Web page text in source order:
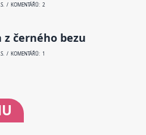
/ KOMENTÁŘŮ: 2
černého bezu
/ KOMENTÁŘŮ: 1